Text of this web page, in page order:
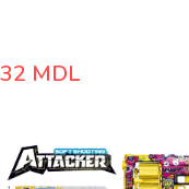
32 MDL